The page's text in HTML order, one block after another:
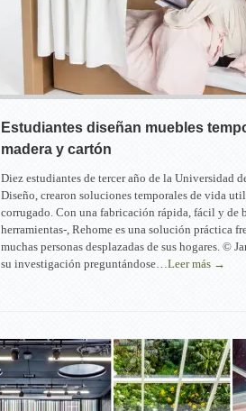
Estudiantes diseñan muebles
madera y cartón
Diez estudiantes de tercer año de la Universidad
Diseño, crearon soluciones temporales de vida
corrugado. Con una fabricación rápida, fácil y de
herramientas-, Rehome es una solución práctica
muchas personas desplazadas de sus hogares. ©
su investigación preguntándose…Leer más →